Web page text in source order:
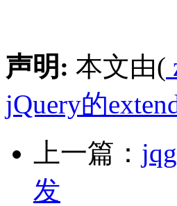
声明: 本文由(
jQuery的
上一篇：
发